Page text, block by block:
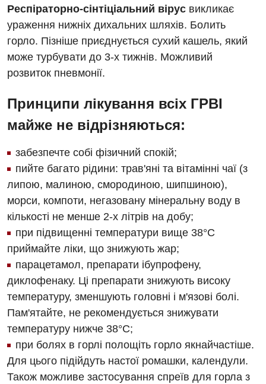
Офтальмологічне відділення
Педіатричне відділення
Проктологія
Пульмонологія
Судинна хірургія
Терапевтичне відділення
Терапія
Травматологічне відділення
Урологічне відділення
Урологія
Фізіотерапія
Хірургічне відділення
Для дітей
Дитяча алергологія
Дитяча гастроентерологія
Респіраторно-сінтіціальний вірус викликає
ураження нижніх дихальних шляхів. Болить
горло. Пізніше приєднується сухий кашель, який
може турбувати до 3-х тижнів. Можливий
розвиток пневмонії.
Принципи лікування всіх ГРВІ
майже не відрізняються:
забезпечте собі фізичний спокій;
пийте багато рідини: трав'яні та вітамінні чаї (з
липою, малиною, смородиною, шипшиною),
морси, компоти, негазовану мінеральну воду в
кількості не менше 2-х літрів на добу;
при підвищенні температури вище 38°С
приймайте ліки, що знижують жар;
парацетамол, препарати ібупрофену,
диклофенаку. Ці препарати знижують високу
температуру, зменшують головні і м'язові болі.
Пам'ятайте, не рекомендується знижувати
температуру нижче 38°С;
при болях в горлі полощіть горло якнайчастіше.
Для цього підійдуть настої ромашки, календули.
Також можливе застосування спреїв для горла з